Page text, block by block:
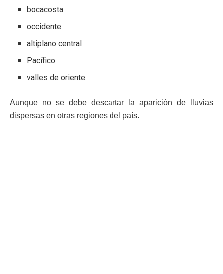
bocacosta
occidente
altiplano central
Pacífico
valles de oriente
Aunque no se debe descartar la aparición de lluvias
dispersas en otras regiones del país.